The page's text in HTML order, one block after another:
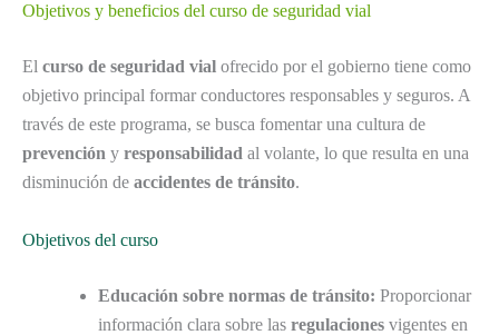
Objetivos y beneficios del curso de seguridad vial
El curso de seguridad vial ofrecido por el gobierno tiene como
objetivo principal formar conductores responsables y seguros. A
través de este programa, se busca fomentar una cultura de
prevención y responsabilidad al volante, lo que resulta en una
disminución de accidentes de tránsito.
Objetivos del curso
Educación sobre normas de tránsito: Proporcionar
información clara sobre las regulaciones vigentes en